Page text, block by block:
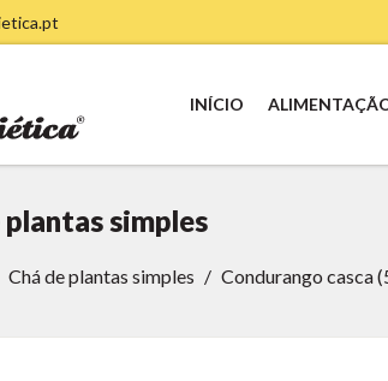
INÍCIO
plantas simples
Chá de plantas simples Condurango casca